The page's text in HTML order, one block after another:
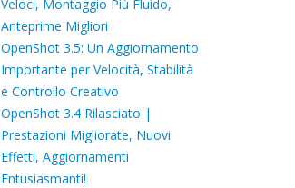
Veloci, Montaggio Più Fluido,
Anteprime Migliori
OpenShot 3.5: Un Aggiornamento
Importante per Velocità, Stabilità
e Controllo Creativo
OpenShot 3.4 Rilasciato |
Prestazioni Migliorate, Nuovi
Effetti, Aggiornamenti
Entusiasmanti!